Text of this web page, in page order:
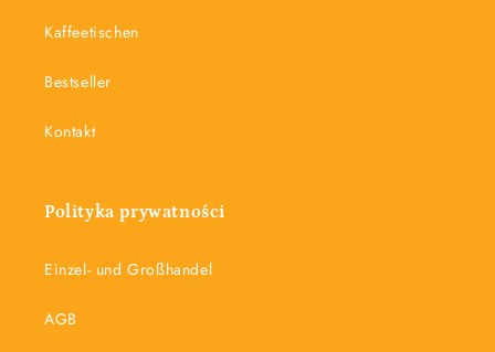
Kaffeetischen
Bestseller
Kontakt
Polityka prywatności
Einzel- und Großhandel
AGB